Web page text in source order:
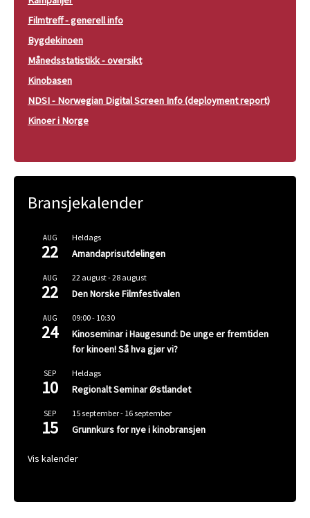
Filmtreff - generell info
Bygdekinoen
Månedsstatistikk - oversikt
Kinobasen
NDSI - Norwegian Digital Screen Info (deployment report)
Kinoer i Norge
Bransjekalender
AUG
22
Heldags
Amandaprisutdelingen
AUG
22
22 august-28 august
Den Norske Filmfestivalen
AUG
24
09:00- 10:30
Kinoseminar i Haugesund: De unge er fremtiden
for kinoen! Så hva gjør vi?
SEP
10
Heldags
Regionalt Seminar Østlandet
SEP
15
15 september- 16 september
Grunnkurs for nye i kinobransjen
Vis kalender